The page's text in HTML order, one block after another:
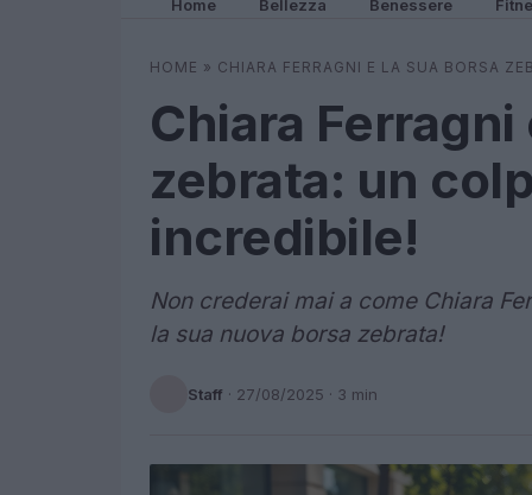
Home Bellezza Benessere
HOME » CHIARA FERRAGNI E LA SUA BORSA
Chiara
zebrata: un
incredibile!
Non crederai mai a come Chiara
la sua nuova borsa zebrata!
Staff · 27/08/2025 · 3 min